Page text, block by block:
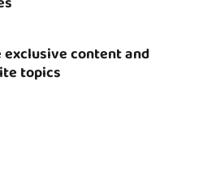
exclusive content and
topics